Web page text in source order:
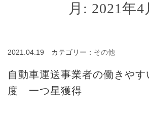
月: 2021年4
2021.04.19 カテゴリー： その他
自動車運送事業者の働きやす
度 一つ星獲得